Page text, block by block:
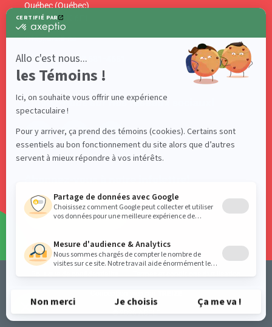
Suivez-nous sur nos réseaux sociaux!
S'ABONNER
Québec (Québec)
Canada G1K 6E1
info@acelf.ca
Téléphone : 418 681-4661
© 2026 ACELF